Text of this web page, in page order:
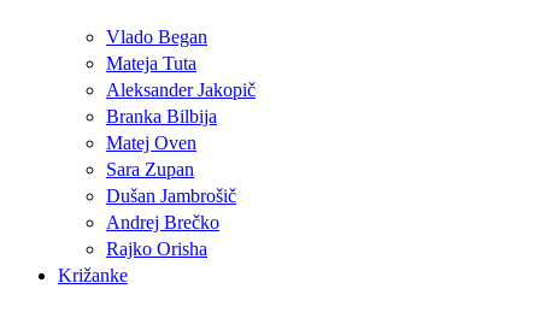
Vlado Began
Mateja Tuta
Aleksander Jakopič
Branka Bilbija
Matej Oven
Sara Zupan
Dušan Jambrošič
Andrej Brečko
Rajko Orisha
Križanke